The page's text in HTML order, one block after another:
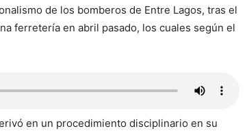
de los bomberos de Entre Lagos, tras el
ferretería en abril pasado, los cuales según el
en un procedimiento disciplinario en su